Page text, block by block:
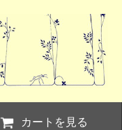
カートを見る